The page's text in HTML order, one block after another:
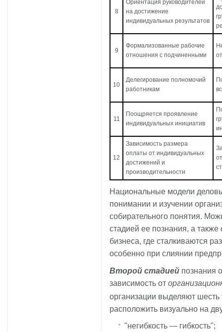
8
Ориентация руководителей
на достижение
индивидуальных результатов
9
Формализованные рабочие
отношения с подчиненными
10
Делегирование полномочий
работникам
11
Поощряется проявление
индивидуальных инициатив
12
Зависимость размера
оплаты от индивидуальных
достижений и
производительности
Национальные модели
понимании и изучении
собирательного понятия.
стадией ее познания, а
бизнеса, где сталкиваются
особенно при слиянии
Второй стадией познания
зависимость от
организации выделяют шесть
расположить визуально на
"негибкость — гибкость";